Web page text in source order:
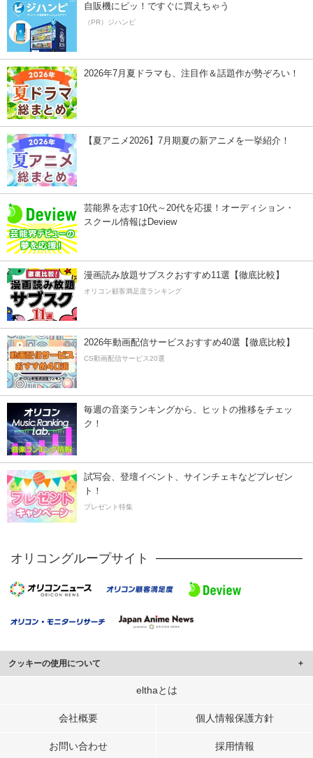
自販機にピッ！ですぐに買えちゃう
（PR）ジハンピ
2026年7月夏ドラマも、注目作＆話題作が勢ぞろい！
【夏アニメ2026】7月期夏の新アニメを一挙紹介！
芸能界を志す10代～20代を応援！オーディション・
スクール情報はDeview
漫画読み放題サブスクおすすめ11選【徹底比較】
オリコン顧客満足度ランキング
2026年動画配信サービスおすすめ40選【徹底比較】
CS動画配信サービス20選
毎週の音楽ランキングから、ヒットの推移をチェッ
ク！
試写会、登壇イベント、サインチェキなどプレゼン
ト！
プレゼント特集
オリコングループサイト
クッキーの使用について
このサイトでは Cookie を使用して、ユーザーに合わせたコンテンツや広告の
行っています。
メディアや広告配信、データ解析の各パートナーに提供しています。
elthaとは
会社概要 個人情報保護方針
お問い合わせ 採用情報